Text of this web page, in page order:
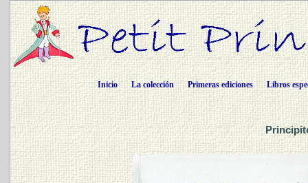
Inicio La colección Primeras ediciones Libros